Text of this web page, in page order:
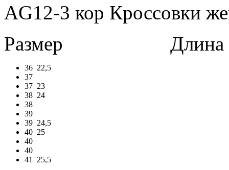
AG12-3 кор Кроссовки
Размер
Длина в
36 22,5
37
37 23
38 24
38
39
39 24,5
40 25
40
40
41
25,5